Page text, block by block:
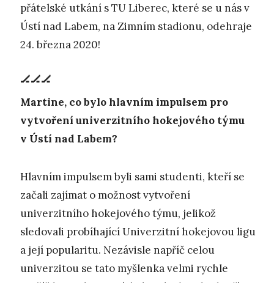
přátelské utkání s TU Liberec, které se u nás v
Ústí nad Labem, na Zimním stadionu, odehraje
24. března 2020!
🏒🏒🏒
Martine, co bylo hlavním impulsem pro
vytvoření univerzitního hokejového týmu
v Ústí nad Labem?
Hlavním impulsem byli sami studenti, kteří se
začali zajímat o možnost vytvoření
univerzitního hokejového týmu, jelikož
sledovali probíhající Univerzitní hokejovou ligu
a její popularitu. Nezávisle napříč celou
univerzitou se tato myšlenka velmi rychle